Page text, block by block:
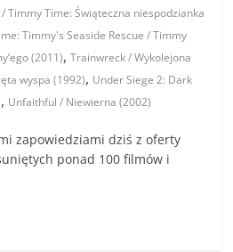
Timmy Time: Świąteczna niespodzianka
Timmy's Seaside Rescue / Timmy
(2011),Trainwreck / Wykolejona
wyspa (1992), Under Siege 2: Dark
, Unfaithful / Niewierna (2002)
zapowiedziami dziś z oferty
ponad 100 filmów i